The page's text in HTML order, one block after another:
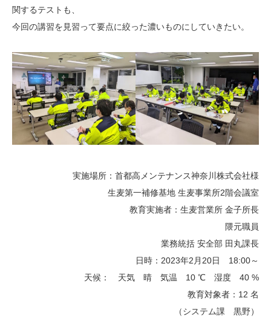
関するテストも、
今回の講習を見習って要点に絞った濃いものにしていきたい。
実施場所：首都高メンテナンス神奈川株式会社様
生麦第一補修基地 生麦事業所2階会議室
教育実施者：生麦営業所 金子所長
隈元職員
業務統括 安全部 田丸課長
日時：2023年2月20日 18:00～
天候： 天気 晴 気温 10 ℃ 湿度 40 %
教育対象者：12 名
（システム課 黒野）